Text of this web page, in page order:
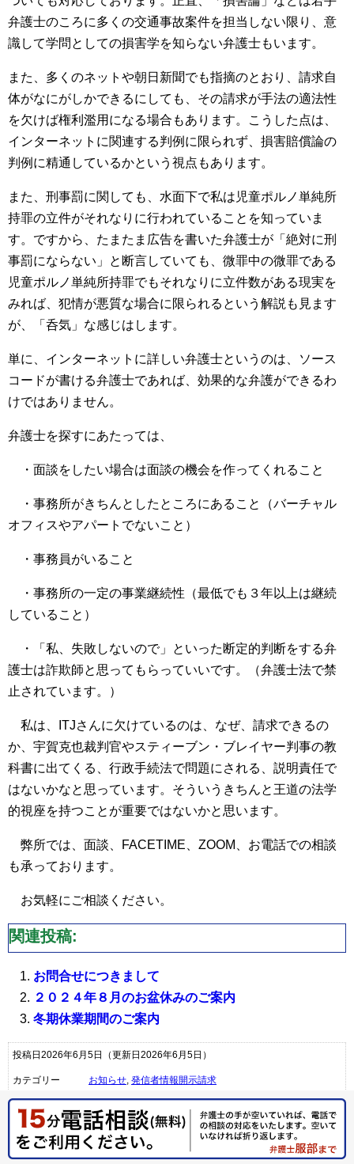
弁護士のころに多くの交通事故案件を担当しない限り、意
識して学問としての損害学を知らない弁護士もいます。
また、多くのネットや朝日新聞でも指摘のとおり、請求自
体がなにがしかできるにしても、その請求が手法の適法性
を欠けば権利濫用になる場合もあります。こうした点は、
インターネットに関連する判例に限られず、損害賠償論の
判例に精通しているかという視点もあります。
また、刑事罰に関しても、水面下で私は児童ポルノ単純所
持罪の立件がそれなりに行われていることを知っていま
す。ですから、たまたま広告を書いた弁護士が「絶対に刑
事罰にならない」と断言していても、微罪中の微罪である
児童ポルノ単純所持罪でもそれなりに立件数がある現実を
みれば、犯情が悪質な場合に限られるという解説も見ます
が、「呑気」な感じはします。
単に、インターネットに詳しい弁護士というのは、ソース
コードが書ける弁護士であれば、効果的な弁護ができるわ
けではありません。
弁護士を探すにあたっては、
・面談をしたい場合は面談の機会を作ってくれること
・事務所がきちんとしたところにあること（バーチャル
オフィスやアパートでないこと）
・事務員がいること
・事務所の一定の事業継続性（最低でも３年以上は継続
していること）
・「私、失敗しないので」といった断定的判断をする弁
護士は詐欺師と思ってもらっていいです。（弁護士法で禁
止されています。）
私は、ITJさんに欠けているのは、なぜ、請求できるの
か、宇賀克也裁判官やスティーブン・ブレイヤー判事の教
科書に出てくる、行政手続法で問題にされる、説明責任で
はないかなと思っています。そういうきちんと王道の法学
的視座を持つことが重要ではないかと思います。
弊所では、面談、FACETIME、ZOOM、お電話での相談
も承っております。
お気軽にご相談ください。
関連投稿:
お問合せにつきまして
２０２４年８月のお盆休みのご案内
冬期休業期間のご案内
投稿日2026年6月5日 （更新日2026年6月5日）
カテゴリー お知らせ, 発信者情報開示請求
« 冬期休業期間のご案内 夏季休業期間のご案内 »